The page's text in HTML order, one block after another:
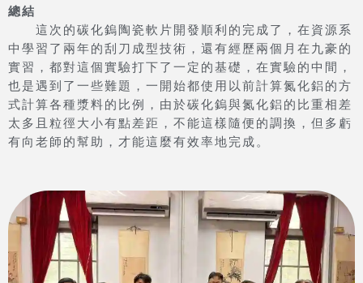
總結
這次的碳化鎢陶瓷軟片開發順利的完成了，在資源系
中學習了兩年的刮刀成型技術，還有經歷兩個月在九豪的
實習，都對這個實驗打下了一定的基礎，在實驗的中間，
也是遇到了一些難題，一開始都使用以前計算氮化鋁的方
式計算各種漿料的比例，由於碳化鎢與氮化鋁的比重相差
太多且粒徑大小有點差距，不能這樣隨便的調換，但多虧
有向老師的幫助，才能這麼有效率地完成。